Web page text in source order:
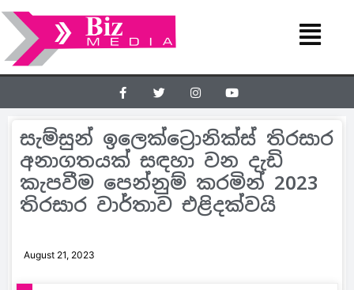
සැම්සුන් ඉලෙක්ට්‍රොනික්ස් තිරසාර
අනාගතයක් සඳහා වන දැඩි
කැපවීම පෙන්නුම් කරමින් 2023
තිරසාර වාර්තාව එළිදක්වයි
August 21, 2023